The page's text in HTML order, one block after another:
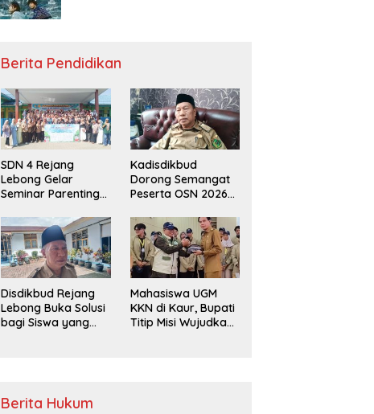
Berita Pendidikan
SDN 4 Rejang
Lebong Gelar
Seminar Parenting
Bullying,
Kadisdikbud: Patut
Jadi Contoh
Kadisdikbud
Dorong Semangat
Peserta OSN 2026
Disdikbud Rejang
Lebong Buka Solusi
bagi Siswa yang
Mahasiswa UGM
KKN di Kaur, Bupati
Titip Misi Wujudkan
Berita Hukum